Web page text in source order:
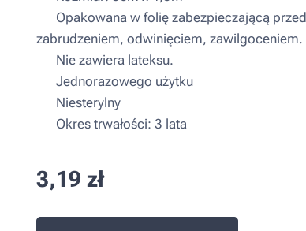
▪ Opakowana w folię zabezpieczającą przed
zabrudzeniem, odwinięciem, zawilgoceniem.
▪ Nie zawiera lateksu.
▪ Jednorazowego użytku
▪ Niesterylny
▪ Okres trwałości: 3 lata
3,19 zł